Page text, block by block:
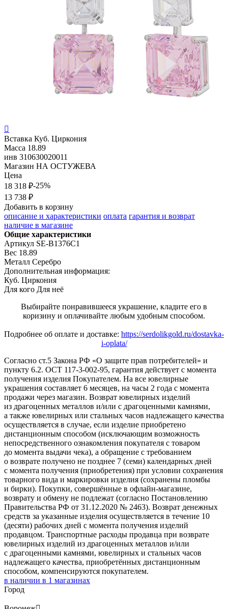

Вставка Куб. Циркония
Масса 18.89
инв 310630020011
Магазин НА ОСТУЖЕВА
Цена
18 318 ₽-25%
13 738 ₽
Добавить в корзину
описание и характеристики оплата гарантия и возврат
наличие в магазине
Общие характеристики
Артикул SE-B1376C1
Вес 18.89
Металл Серебро
Дополнительная информация:
Куб. Циркония
Для кого Для неё
Выбирайте понравившееся украшение, кладите его в
коризину и оплачивайте любым удобным способом.
Подробнее об оплате и доставке: https://serdolikgold.ru/dostavka-
i-oplata/
Согласно ст.5 Закона РФ «О защите прав потребителей» и
пункту 6.2. ОСТ 117-3-002-95, гарантия действует с момента
получения изделия Покупателем. На все ювелирные
украшения составляет 6 месяцев, на часы 2 года с момента
продажи через магазин. Возврат ювелирных изделий
из драгоценных металлов и/или с драгоценными камнями,
а также ювелирных или стальных часов надлежащего качества
осуществляется в случае, если изделие приобретено
дистанционным способом (исключающим возможность
непосредственного ознакомления покупателя с товаром
до момента выдачи чека), а обращение с требованием
о возврате получено не позднее 7 (семи) календарных дней
с момента получения (приобретения) при условии сохранения
товарного вида и маркировки изделия (сохранены пломбы
и бирки). Покупки, совершённые в офлайн-магазине,
возврату и обмену не подлежат (согласно Постановлению
Правительства РФ от 31.12.2020 № 2463). Возврат денежных
средств за указанные изделия осуществляется в течение 10
(десяти) рабочих дней с момента получения изделий
продавцом. Транспортные расходы продавца при возврате
ювелирных изделий из драгоценных металлов и/или
с драгоценными камнями, ювелирных и стальных часов
надлежащего качества, приобретённых дистанционным
способом, компенсируются покупателем.
в наличии в 1 магазинах
Город